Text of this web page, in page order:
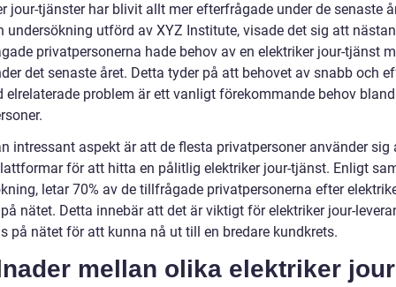
jour-tjänster har blivit allt mer efterfrågade under de senaste
undersökning utförd av XYZ Institute, visade det sig att
privatpersonerna hade behov av en elektriker jour-tjänst
det senaste året. Detta tyder på att behovet av snabb och
elrelaterade problem är ett vanligt förekommande behov bland
intressant aspekt är att de flesta privatpersoner använder sig
för att hitta en pålitlig elektriker jour-tjänst. Enligt
letar 70% av de tillfrågade privatpersonerna efter
nätet. Detta innebär att det är viktigt för elektriker jour-
på nätet för att kunna nå ut till en bredare kundkrets.
mellan olika elektriker